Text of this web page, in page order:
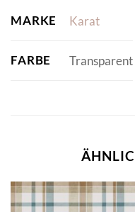
MARKE Karat
FARBE Transparent